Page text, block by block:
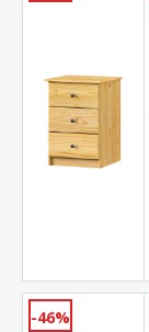
-46%